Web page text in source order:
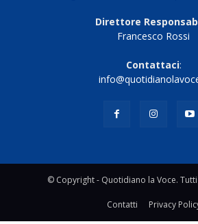
Direttore
Francesco Rossi
Contattaci:
© Copyright - Quotidiano la Voce.
Contatti Privacy